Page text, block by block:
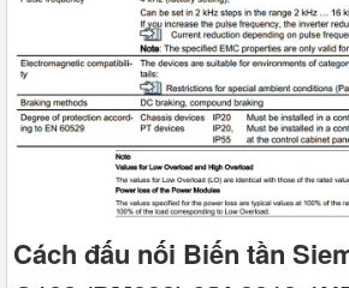
Cách đấu nối Biến tần